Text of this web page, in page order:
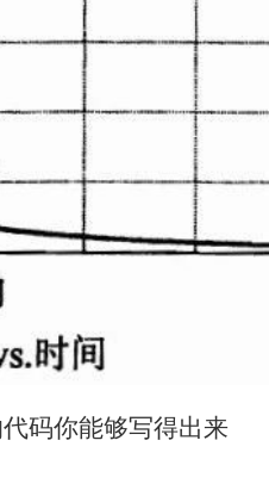
码你能够写得出来